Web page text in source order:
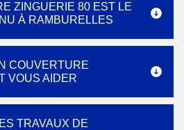
ZINGUERIE 80 EST LE
À RAMBURELLES
COUVERTURE
VOUS AIDER
TRAVAUX DE